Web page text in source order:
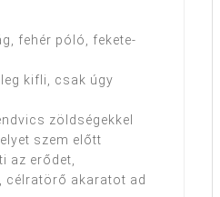
fehér póló, fekete-
kifli, csak úgy
zöldségekkel
szem előtt
az erődet,
célratörő akaratot ad